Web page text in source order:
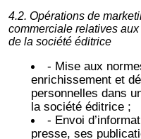
4.2. Opérations de
commerciale relatives
de la société éditrice
- Mise aux
enrichissement et
personnelles dans
la société éditrice ;
- Envoi
presse, ses